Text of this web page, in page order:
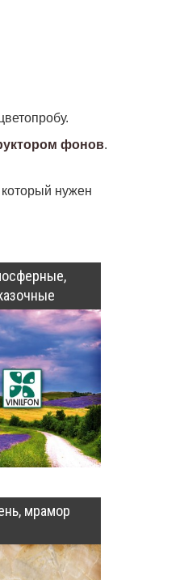
фонов.
нужен
мрамор